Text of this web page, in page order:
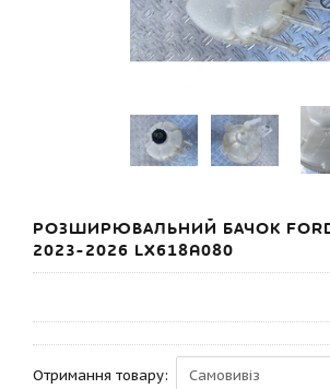
РОЗШИРЮВАЛЬНИЙ БАЧОК FORD
2023-2026 LX618A080
Отримання товару: